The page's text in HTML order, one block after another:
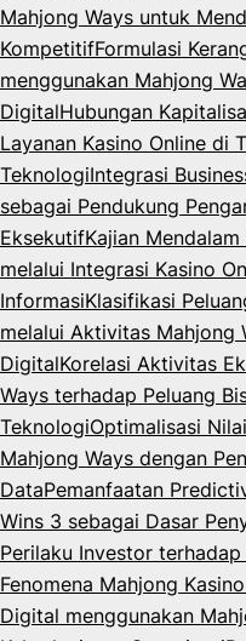
Mahjong Ways untuk
KompetitifFormulasi
menggunakan Mahjong
DigitalHubungan
Layanan Kasino Online di
TeknologiIntegrasi
sebagai Pendukung
EksekutifKajian
melalui Integrasi Kasino
InformasiKlasifikasi
melalui Aktivitas Mahjong
DigitalKorelasi Aktivitas
Ways terhadap Peluang
TeknologiOptimalisasi
Mahjong Ways dengan
DataPemanfaatan
Wins 3 sebagai Dasar
Perilaku Investor
Fenomena Mahjong
Digital menggunakan